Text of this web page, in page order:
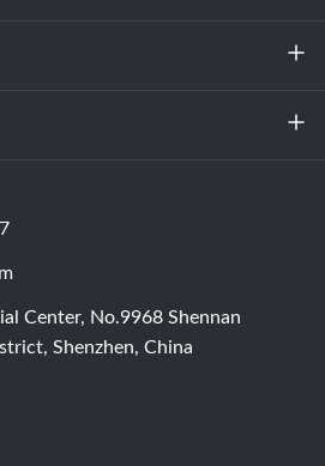
de servidores
Center, No.9968 Shennan
Shenzhen, China